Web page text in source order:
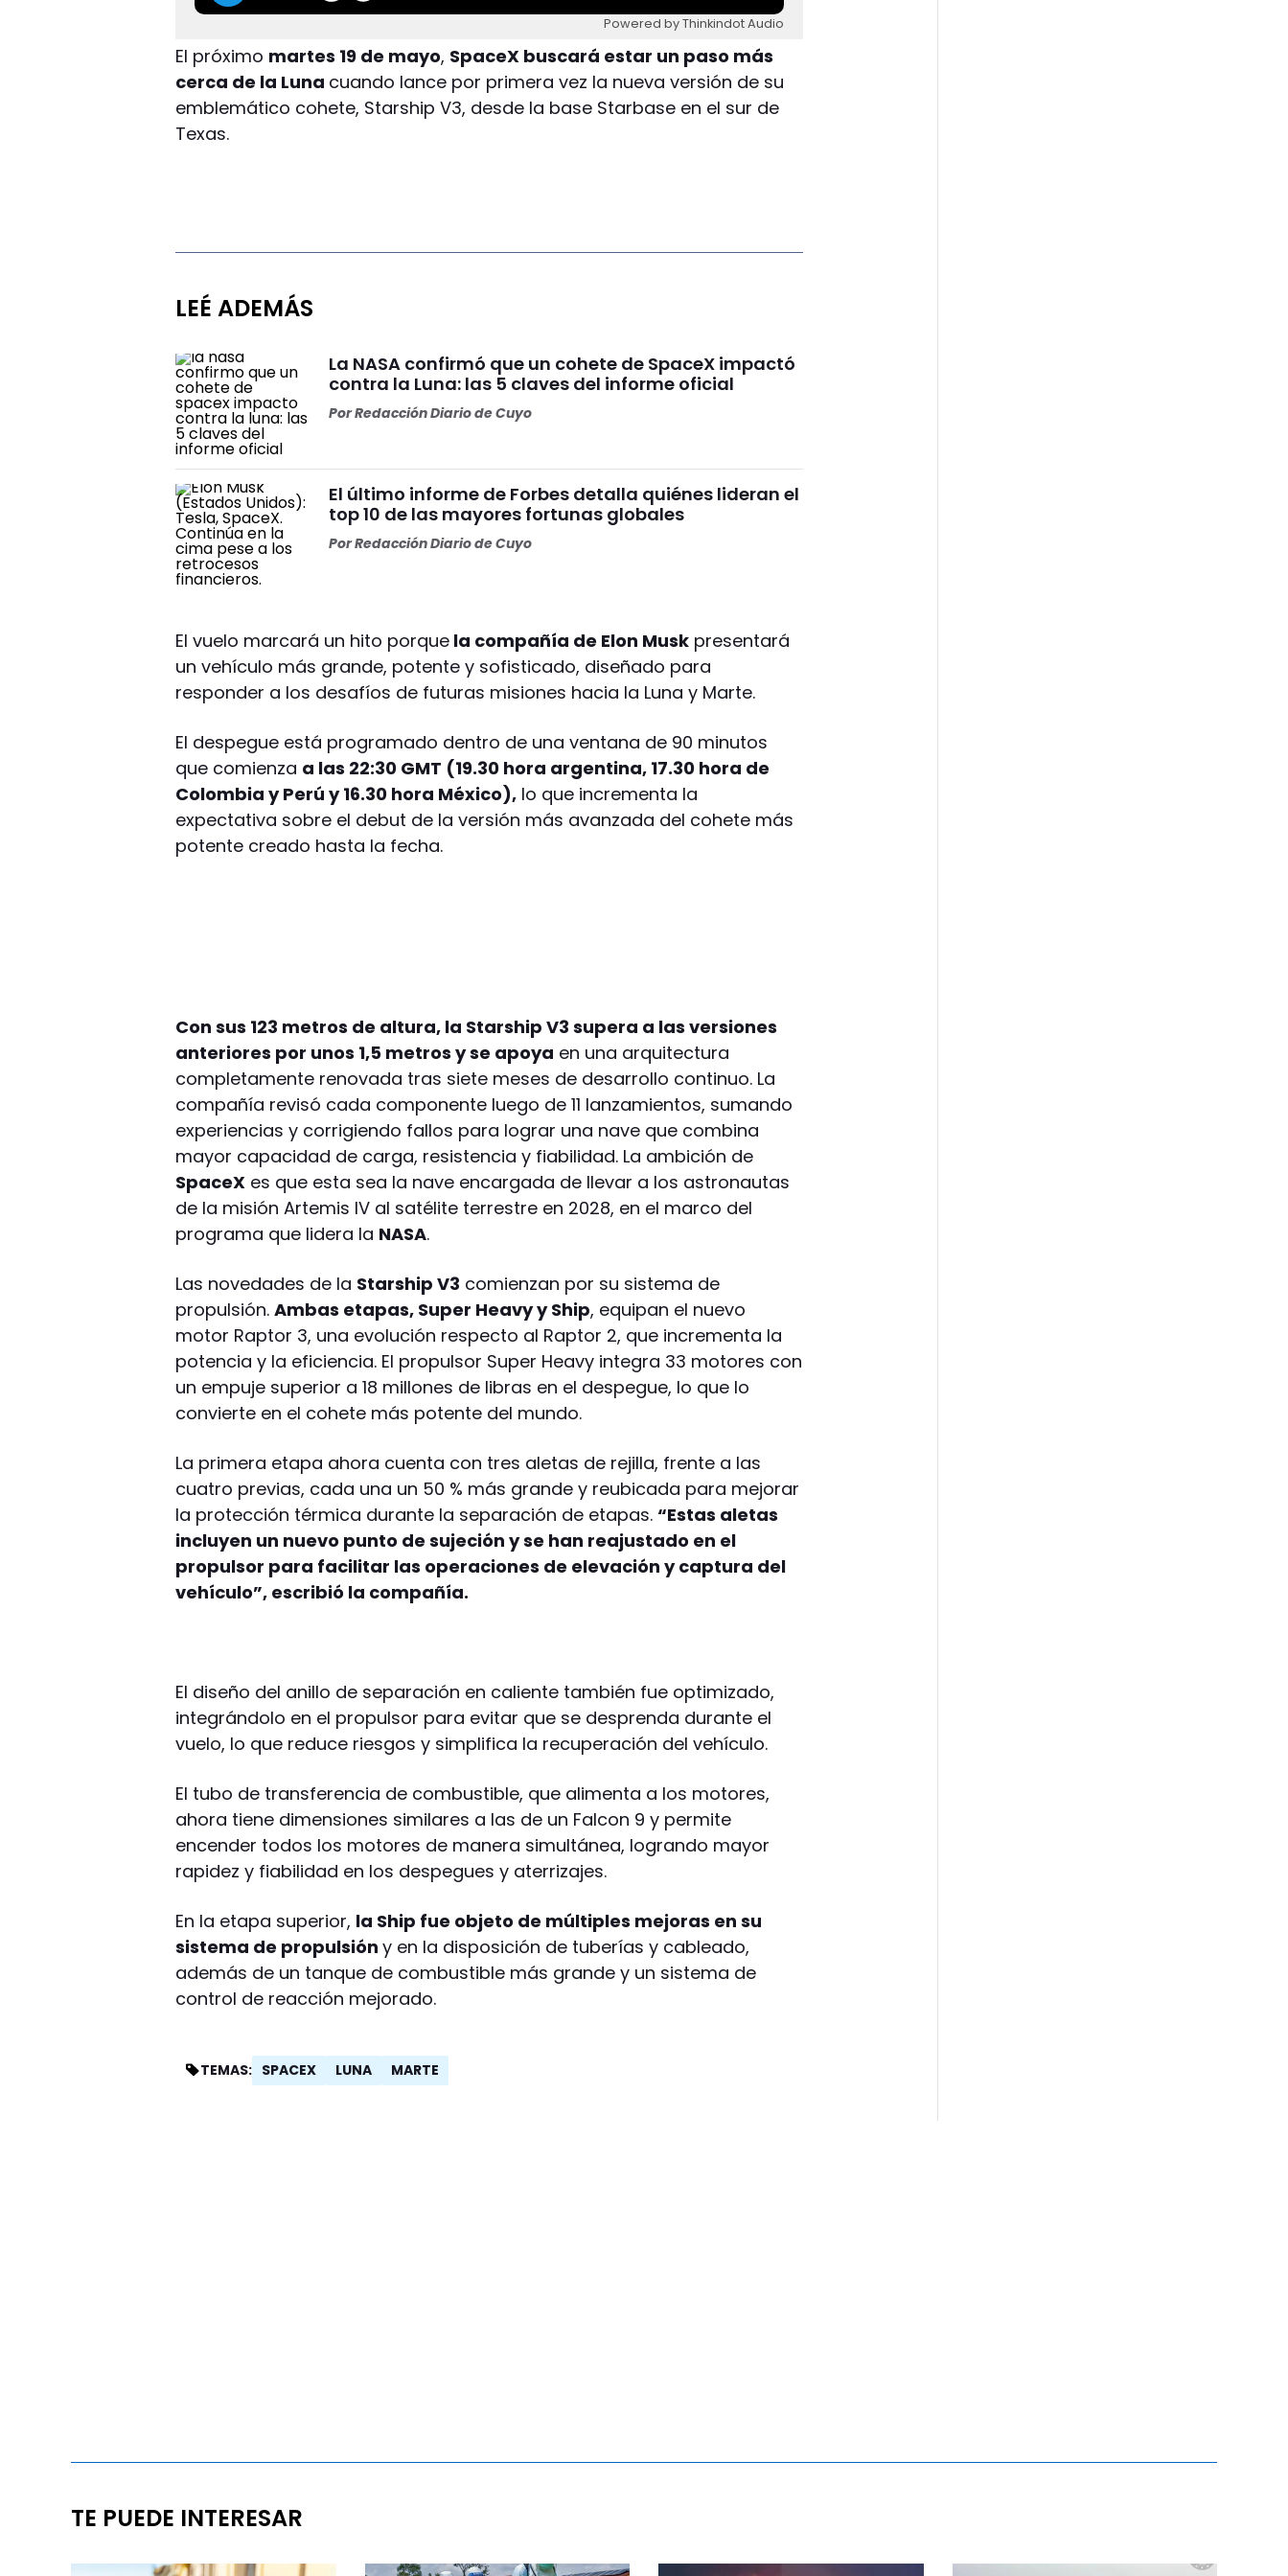
Powered by Thinkindot Audio
El próximo martes 19 de mayo, SpaceX buscará estar un paso más
cerca de la Luna cuando lance por primera vez la nueva versión de su
emblemático cohete, Starship V3, desde la base Starbase en el sur de
Texas.
LEÉ ADEMÁS
La NASA confirmó que un cohete de SpaceX impactó
contra la Luna: las 5 claves del informe oficial
PorRedacción Diario de Cuyo
El último informe de Forbes detalla quiénes lideran el
top 10 de las mayores fortunas globales
PorRedacción Diario de Cuyo
El vuelo marcará un hito porque la compañía de Elon Musk presentará
un vehículo más grande, potente y sofisticado, diseñado para
responder a los desafíos de futuras misiones hacia la Luna y Marte.
El despegue está programado dentro de una ventana de 90 minutos
que comienza a las 22:30 GMT (19.30 hora argentina, 17.30 hora de
Colombia y Perú y 16.30 hora México), lo que incrementa la
expectativa sobre el debut de la versión más avanzada del cohete más
potente creado hasta la fecha.
Con sus 123 metros de altura, la Starship V3 supera a las versiones
anteriores por unos 1,5 metros y se apoya en una arquitectura
completamente renovada tras siete meses de desarrollo continuo. La
compañía revisó cada componente luego de 11 lanzamientos, sumando
experiencias y corrigiendo fallos para lograr una nave que combina
mayor capacidad de carga, resistencia y fiabilidad. La ambición de
SpaceX es que esta sea la nave encargada de llevar a los astronautas
de la misión Artemis IV al satélite terrestre en 2028, en el marco del
programa que lidera la NASA.
Las novedades de la Starship V3 comienzan por su sistema de
propulsión.Ambas etapas, Super Heavy y Ship, equipan el nuevo
motor Raptor 3, una evolución respecto al Raptor 2, que incrementa la
potencia y la eficiencia. El propulsor Super Heavy integra 33 motores con
un empuje superior a 18 millones de libras en el despegue, lo que lo
convierte en el cohete más potente del mundo.
La primera etapa ahora cuenta con tres aletas de rejilla, frente a las
cuatro previas, cada una un 50 % más grande y reubicada para mejorar
la protección térmica durante la separación de etapas.“Estas aletas
incluyen un nuevo punto de sujeción y se han reajustado en el
propulsor para facilitar las operaciones de elevación y captura del
vehículo”, escribió la compañía.
El diseño del anillo de separación en caliente también fue optimizado,
integrándolo en el propulsor para evitar que se desprenda durante el
vuelo, lo que reduce riesgos y simplifica la recuperación del vehículo.
El tubo de transferencia de combustible, que alimenta a los motores,
ahora tiene dimensiones similares a las de un Falcon 9 y permite
encender todos los motores de manera simultánea, logrando mayor
rapidez y fiabilidad en los despegues y aterrizajes.
En la etapa superior, la Ship fue objeto de múltiples mejoras en su
sistema de propulsióny en la disposición de tuberías y cableado,
además de un tanque de combustible más grande y un sistema de
control de reacción mejorado.
TEMAS: SPACEX LUNA MARTE
TE PUEDE INTERESAR